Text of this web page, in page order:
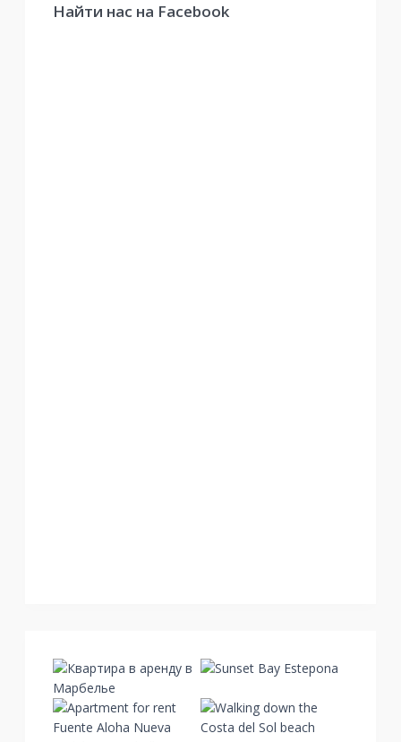
Найти нас на Facebook